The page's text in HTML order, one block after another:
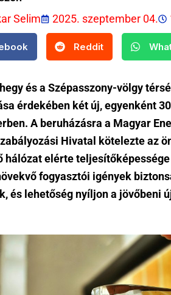
Selim
2025. szeptember 04.
Reddit
és a Szépasszony-völgy
érdekében két új, egyenként
A beruházásra a Magyar
Hivatal kötelezte az
hálózat elérte
fogyasztói igények
és lehetőség nyíljon a jövőbeni